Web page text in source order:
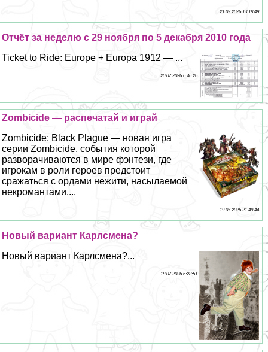
21 07 2026 13:18:49
Отчёт за неделю с 29 ноября по 5 декабря 2010 года
Ticket to Ride: Europe + Europa 1912 — ...
20 07 2026 6:46:26
Zombicide — распечатай и играй
Zombicide: Black Plague — новая игра
серии Zombicide, события которой
разворачиваются в мире фэнтези, где
игрокам в роли героев предстоит
сражаться с ордами нежити, насылаемой
некромантами....
19 07 2026 21:49:44
Новый вариант Карлсмена?
Новый вариант Карлсмена?...
18 07 2026 6:23:51